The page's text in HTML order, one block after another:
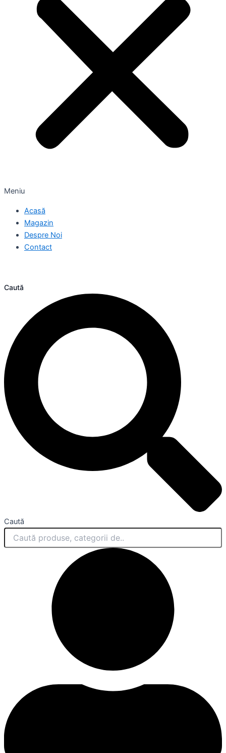
Meniu
Acasă
Magazin
Despre Noi
Contact
Caută
Caută